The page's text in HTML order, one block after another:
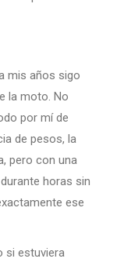
mis años sigo
la moto. No
por mí de
de pesos, la
pero con una
horas sin
ese
si estuviera